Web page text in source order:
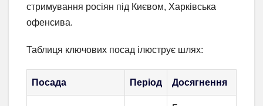
стримування росіян під Києвом, Харківська
офенсива.
Таблиця ключових посад ілюструє шлях:
Посада Період Досягнення